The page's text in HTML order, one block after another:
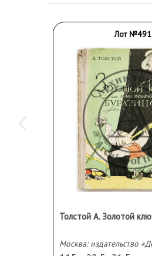
Лот №491